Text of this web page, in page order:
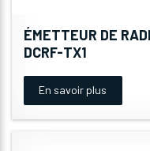
ÉMETTEUR DE
DCRF-TX1
En savoir plus